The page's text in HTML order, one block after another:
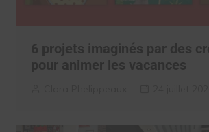
6 projets imaginés par des
pour animer les vacances